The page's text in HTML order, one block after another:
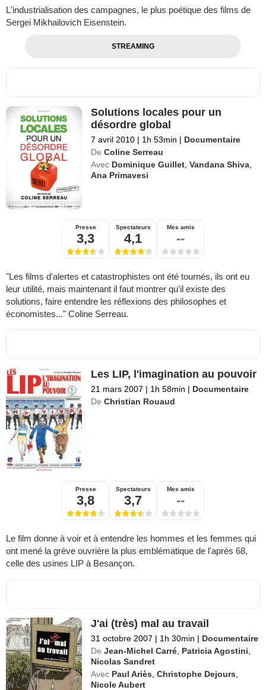
L'industrialisation des campagnes, le plus poétique des films de
Sergei Mikhailovich Eisenstein.
STREAMING
Solutions locales pour un
désordre global
7 avril 2010 | 1h 53min | Documentaire
De Coline Serreau
Avec Dominique Guillet ,Vandana Shiva
Ana Primavesi
Presse
3,3
Spectateurs
4,1
Mes amis
--
"Les films d'alertes et catastrophistes ont été tournés, ils ont eu
leur utilité, mais maintenant il faut montrer qu'il existe des
solutions, faire entendre les réflexions des philosophes et
économistes..." Coline Serreau.
Les LIP, l'imagination au pouvoir
21 mars 2007 | 1h 58min | Documentaire
De Christian Rouaud
Presse
3,8
Spectateurs
3,7
Mes amis
--
Le film donne à voir et à entendre les hommes et les femmes qui
ont mené la grève ouvrière la plus emblématique de l'après 68,
celle des usines LIP à Besançon.
J'ai (très) mal au travail
31 octobre 2007 | 1h 30min | Documentaire
De Jean-Michel Carré Patricia Agostini
Nicolas Sandret
Avec Paul Ariès ,Christophe Dejours
Nicole Aubert